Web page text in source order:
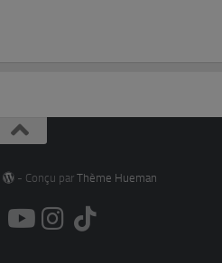
- Conçu par Thème Hueman